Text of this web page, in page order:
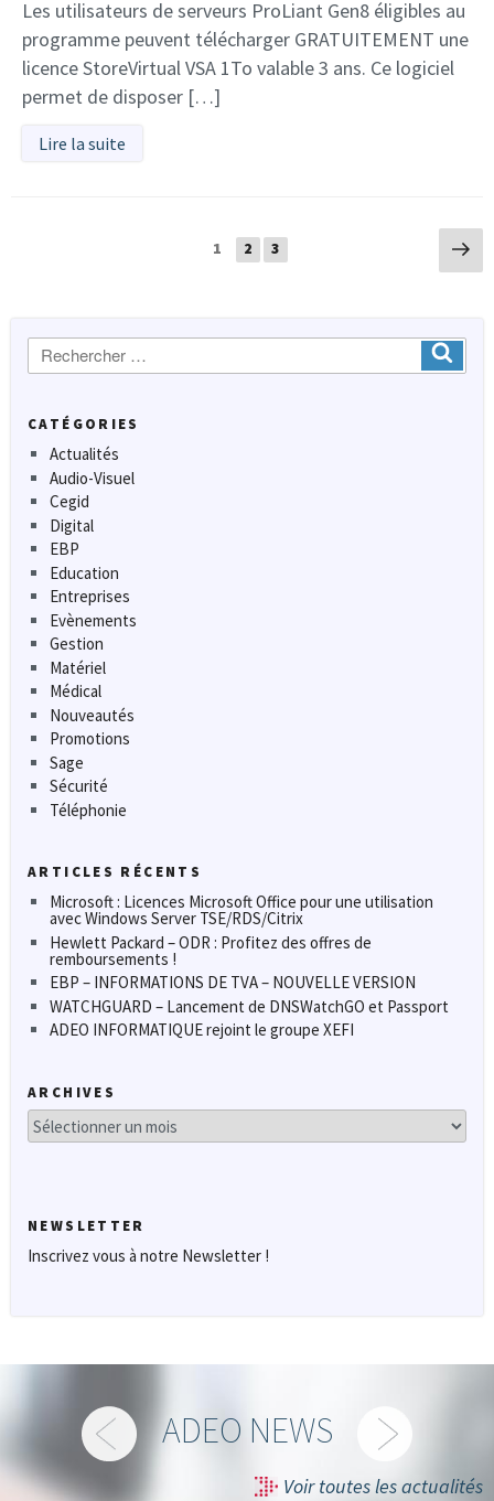
Les utilisateurs de serveurs ProLiant Gen8 éligibles au
programme peuvent télécharger GRATUITEMENT une
licence StoreVirtual VSA 1To valable 3 ans. Ce logiciel
permet de disposer […]
Lire la suite
1 Page
2 Page
3
Recherche
:
CATÉGORIES
Actualités
Audio-Visuel
Cegid
Digital
EBP
Education
Entreprises
Evènements
Gestion
Matériel
Médical
Nouveautés
Promotions
Sage
Sécurité
Téléphonie
ARTICLES RÉCENTS
Microsoft : Licences Microsoft Office pour une utilisation
avec Windows Server TSE/RDS/Citrix
Hewlett Packard – ODR : Profitez des offres de
remboursements !
EBP – INFORMATIONS DE TVA – NOUVELLE VERSION
WATCHGUARD – Lancement de DNSWatchGO et Passport
ADEO INFORMATIQUE rejoint le groupe XEFI
ARCHIVES
Archives
NEWSLETTER
Inscrivez vous à notre Newsletter !
ADEO NEWS
Voir toutes les actualités